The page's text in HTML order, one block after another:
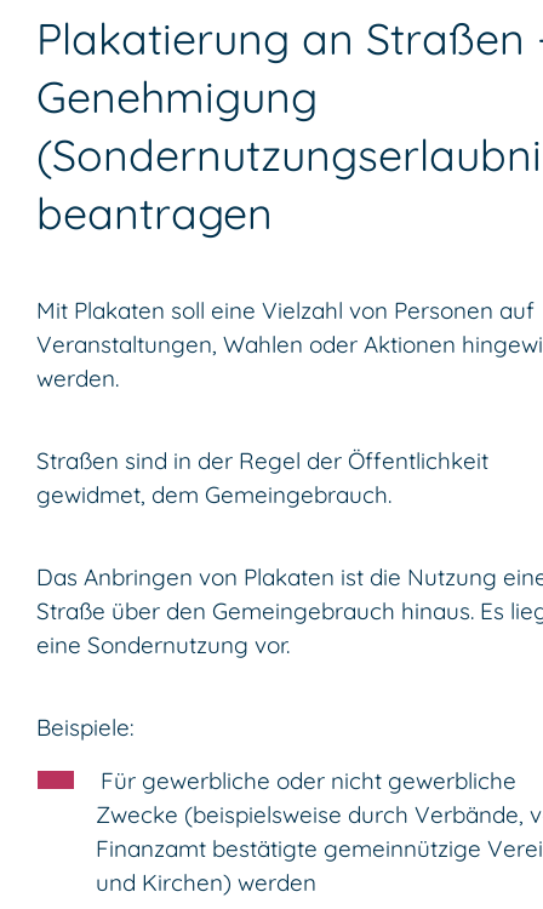
Plakatierung an Straßen
Genehmigung
beantragen
Mit Plakaten soll eine Vielzahl von Personen auf
Veranstaltungen, Wahlen oder Aktionen
werden.
Straßen sind in der Regel der Öffentlichkeit
gewidmet, dem Gemeingebrauch.
Das Anbringen von Plakaten ist die Nutzung
Straße über den Gemeingebrauch hinaus. Es
eine Sondernutzung vor.
Beispiele:
Für gewerbliche oder nicht gewerbliche
Zwecke (beispielsweise durch Verbände,
Finanzamt bestätigte gemeinnützige
und Kirchen) werden